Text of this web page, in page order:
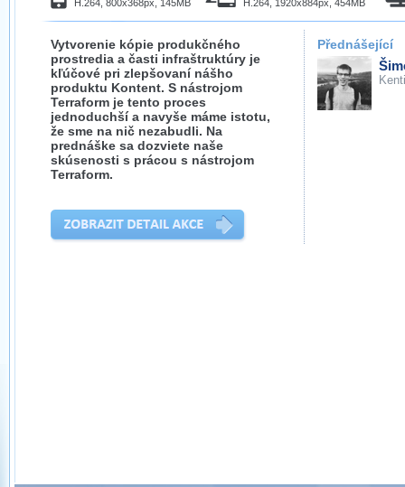
H.264, 800x368px, 145MB H.264, 1920x884px, 454MB
Vytvorenie kópie produkčného
prostredia a časti infraštruktúry je
kľúčové pri zlepšovaní nášho
produktu Kontent. S nástrojom
Terraform je tento proces
jednoduchší a navyše máme istotu,
že sme na nič nezabudli. Na
prednáške sa dozviete naše
skúsenosti s prácou s nástrojom
Terraform.
Přednášející